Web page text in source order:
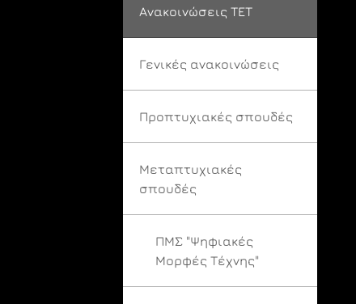
Ανακοινώσεις ΤΕΤ
Γενικές ανακοινώσεις
Προπτυχιακές σπουδές
Μεταπτυχιακές
σπουδές
ΠΜΣ "Ψηφιακές
Μορφές Τέχνης"